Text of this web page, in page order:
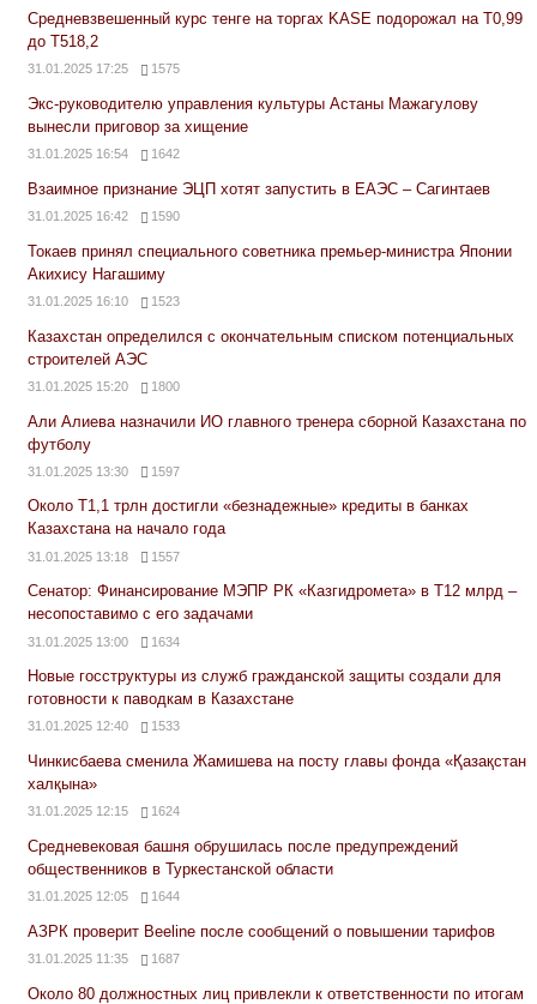
Средневзвешенный курс тенге на торгах KASE подорожал на Т0,99
до Т518,2
31.01.2025 17:25 1575
Экс-руководителю управления культуры Астаны Мажагулову
вынесли приговор за хищение
31.01.2025 16:54 1642
Взаимное признание ЭЦП хотят запустить в ЕАЭС – Сагинтаев
31.01.2025 16:42 1590
Токаев принял специального советника премьер-министра Японии
Акихису Нагашиму
31.01.2025 16:10 1523
Казахстан определился с окончательным списком потенциальных
строителей АЭС
31.01.2025 15:20 1800
Али Алиева назначили ИО главного тренера сборной Казахстана по
футболу
31.01.2025 13:30 1597
Около Т1,1 трлн достигли «безнадежные» кредиты в банках
Казахстана на начало года
31.01.2025 13:18 1557
Сенатор: Финансирование МЭПР РК «Казгидромета» в Т12 млрд –
несопоставимо с его задачами
31.01.2025 13:00 1634
Новые госструктуры из служб гражданской защиты создали для
готовности к паводкам в Казахстане
31.01.2025 12:40 1533
Чинкисбаева сменила Жамишева на посту главы фонда «Қазақстан
халқына»
31.01.2025 12:15 1624
Средневековая башня обрушилась после предупреждений
общественников в Туркестанской области
31.01.2025 12:05 1644
АЗРК проверит Beeline после сообщений о повышении тарифов
31.01.2025 11:35 1687
Около 80 должностных лиц привлекли к ответственности по итогам